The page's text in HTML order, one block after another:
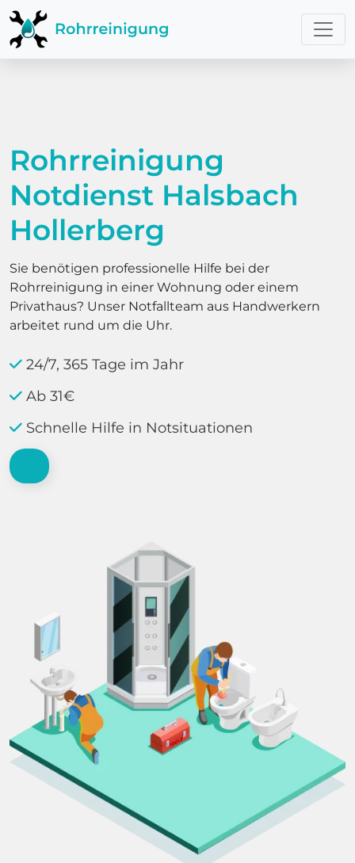
Rohrreinigung
Notdienst Halsbach
Hollerberg
Sie benötigen professionelle Hilfe bei der
Rohrreinigung in einer Wohnung oder einem
Privathaus? Unser Notfallteam aus Handwerkern
arbeitet rund um die Uhr.
24/7, 365 Tage im Jahr
Ab 31€
Schnelle Hilfe in Notsituationen